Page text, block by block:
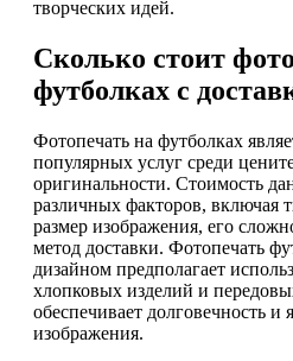
творческих идей.
Сколько стоит
футболках с
Фотопечать на футболках
популярных услуг среди
оригинальности. Стоимость
различных факторов, включая
размер изображения, его
метод доставки. Фотопечать
дизайном предполагает
хлопковых изделий и
обеспечивает долговечность и
изображения.